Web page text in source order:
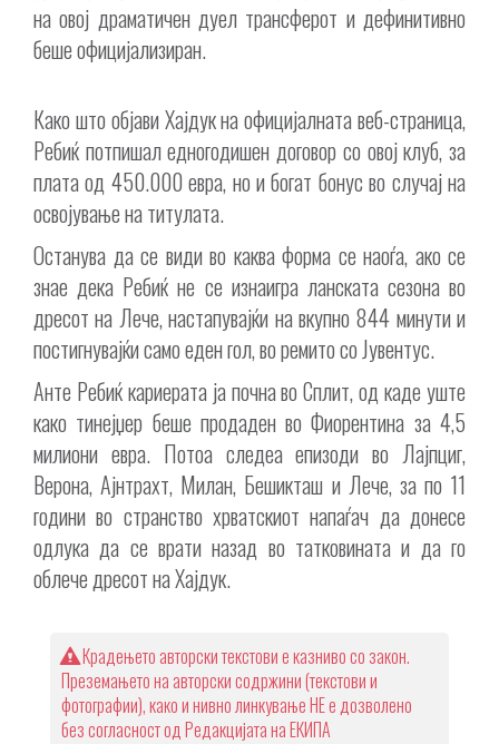
на овој драматичен дуел трансферот и дефинитивно
беше официјализиран.
Како што објави Хајдук на официјалната веб-страница,
Ребиќ потпишал едногодишен договор со овој клуб, за
плата од 450.000 евра, но и богат бонус во случај на
освојување на титулата.
Останува да се види во каква форма се наоѓа, ако се
знае дека Ребиќ не се изнаигра ланската сезона во
дресот на Лече, настапувајќи на вкупно 844 минути и
постигнувајќи само еден гол, во ремито со Јувентус.
Анте Ребиќ кариерата ја почна во Сплит, од каде уште
како тинејџер беше продаден во Фиорентина за 4,5
милиони евра. Потоа следеа епизоди во Лајпциг,
Верона, Ајнтрахт, Милан, Бешикташ и Лече, за по 11
години во странство хрватскиот напаѓач да донесе
одлука да се врати назад во татковината и да го
облече дресот на Хајдук.
Крадењето авторски текстови е казниво со закон.
Преземањето на авторски содржини (текстови и
фотографии), како и нивно линкување НЕ е дозволено
без согласност од Редакцијата на ЕКИПА